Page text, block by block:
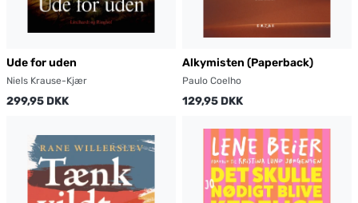
Ude for uden
Niels Krause-Kjær
299,95 DKK
Alkymisten (Paperback)
Paulo Coelho
129,95 DKK